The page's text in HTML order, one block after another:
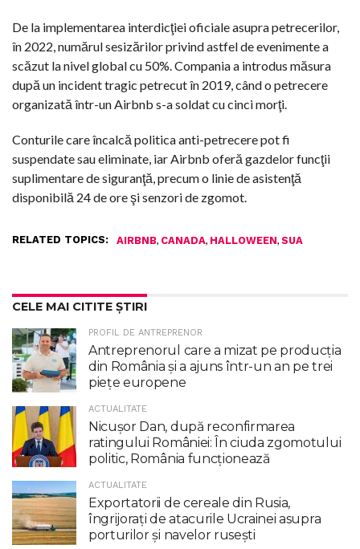
De la implementarea interdicţiei oficiale asupra petrecerilor,
în 2022, numărul sesizărilor privind astfel de evenimente a
scăzut la nivel global cu 50%. Compania a introdus măsura
după un incident tragic petrecut în 2019, când o petrecere
organizată într-un Airbnb s-a soldat cu cinci morţi.
Conturile care încalcă politica anti-petrecere pot fi
suspendate sau eliminate, iar Airbnb oferă gazdelor funcţii
suplimentare de siguranţă, precum o linie de asistenţă
disponibilă 24 de ore şi senzori de zgomot.
RELATED TOPICS: AIRBNB, CANADA, HALLOWEEN, SUA
CELE MAI CITITE ȘTIRI
PROFIL DE ANTREPRENOR
Antreprenorul care a mizat pe producția
din România și a ajuns într-un an pe trei
piețe europene
ACTUALITATE
Nicuşor Dan, după reconfirmarea
ratingului României: În ciuda zgomotului
politic, România funcţionează
ACTUALITATE
Exportatorii de cereale din Rusia,
îngrijorați de atacurile Ucrainei asupra
porturilor și navelor rusești